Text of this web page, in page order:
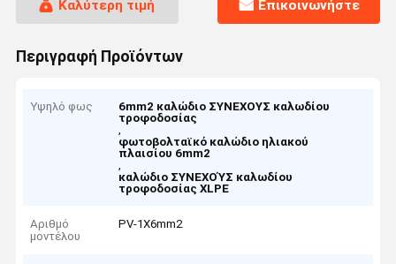
Καλύτερη τιμή Επικοινωνήστε
Περιγραφή Προϊόντων
Υψηλό φως
6mm2 καλώδιο ΣΥΝΕΧΟΥΣ καλωδίου
τροφοδοσίας
,
φωτοβολταϊκό καλώδιο ηλιακού
πλαισίου 6mm2
,
καλώδιο ΣΥΝΕΧΟΎΣ καλωδίου
τροφοδοσίας XLPE
Αριθμό
μοντέλου
PV-1X6mm2